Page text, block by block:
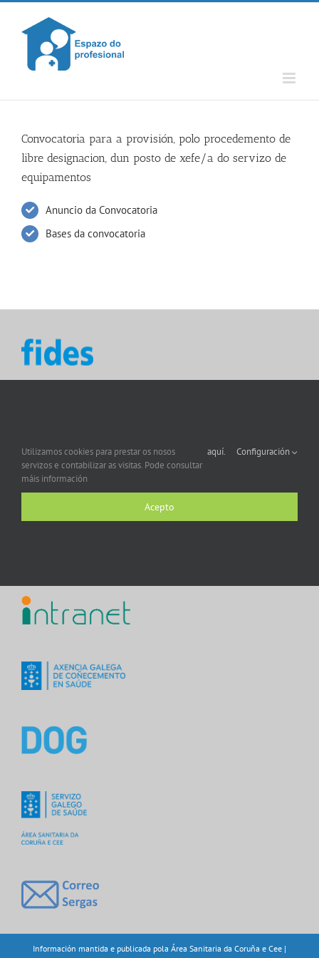
Skip
content
Convocatoria para a provisión, polo procedemento de
libre designacion, dun posto de xefe/a do servizo de
equipamentos
Anuncio da Convocatoria
Bases da convocatoria
Información mantida e publicada pola Área Sanitaria da Coruña e Cee |
Utilizamos cookies para prestar os nosos
servizos e contabilizar as visitas. Pode consultar
máis información
aquí. Configuración
Acepto